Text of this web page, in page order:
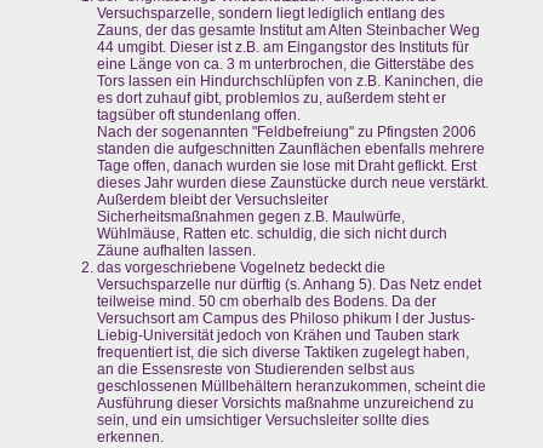
Versuchsparzelle, sondern liegt lediglich entlang des
Zauns, der das gesamte Institut am Alten Steinbacher Weg
44 umgibt. Dieser ist z.B. am Eingangstor des Instituts für
eine Länge von ca. 3 m unterbrochen, die Gitterstäbe des
Tors lassen ein Hindurchschlüpfen von z.B. Kaninchen, die
es dort zuhauf gibt, problemlos zu, außerdem steht er
tagsüber oft stundenlang offen.
Nach der sogenannten "Feldbefreiung" zu Pfingsten 2006
standen die aufgeschnitten Zaunflächen ebenfalls mehrere
Tage offen, danach wurden sie lose mit Draht geflickt. Erst
dieses Jahr wurden diese Zaunstücke durch neue verstärkt.
Außerdem bleibt der Versuchsleiter
Sicherheitsmaßnahmen gegen z.B. Maulwürfe,
Wühlmäuse, Ratten etc. schuldig, die sich nicht durch
Zäune aufhalten lassen.
das vorgeschriebene Vogelnetz bedeckt die
Versuchsparzelle nur dürftig (s. Anhang 5). Das Netz endet
teilweise mind. 50 cm oberhalb des Bodens. Da der
Versuchsort am Campus des Philoso phikum I der Justus-
Liebig-Universität jedoch von Krähen und Tauben stark
frequentiert ist, die sich diverse Taktiken zugelegt haben,
an die Essensreste von Studierenden selbst aus
geschlossenen Müllbehältern heranzukommen, scheint die
Ausführung dieser Vorsichts maßnahme unzureichend zu
sein, und ein umsichtiger Versuchsleiter sollte dies
erkennen.